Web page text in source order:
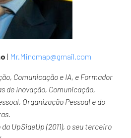
| Mr.Mindmap@gmail.com
Comunicação e IA, e Formador
de Inovação, Comunicação,
Organização Pessoal e do
UpSideUp (2011), o seu terceiro